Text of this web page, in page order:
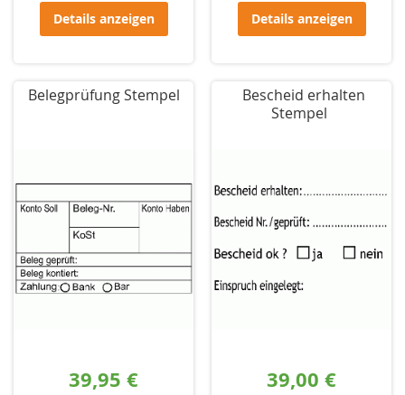
Details anzeigen Details anzeigen
Belegprüfung Stempel
39,95 €
Bescheid erhalten
Stempel
39,00 €